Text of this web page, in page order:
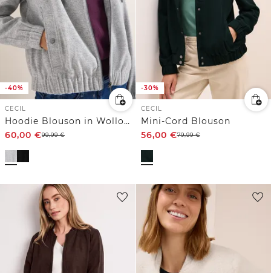
-40%
CECIL
Hoodie Blouson in Wolloptik
60,00 €99,99€
-30%
CECIL
Mini-Cord Blouson
56,00 €79,99€